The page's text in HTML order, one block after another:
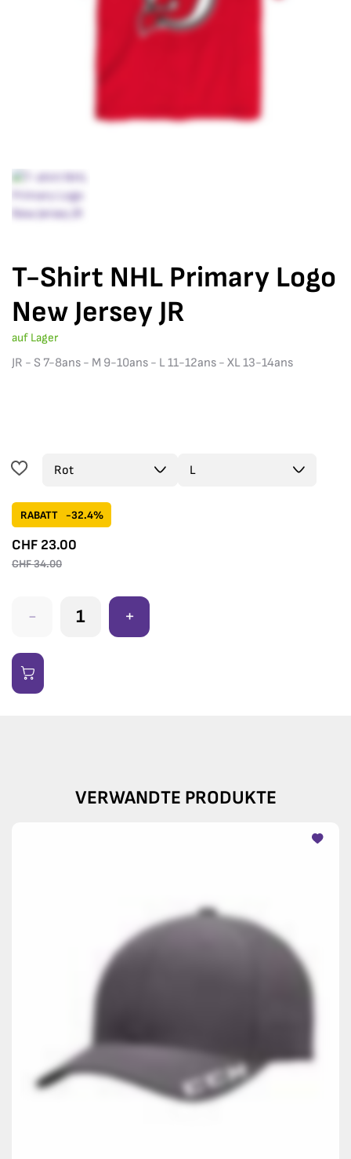
T-Shirt NHL Primary Logo
New Jersey JR
auf Lager
JR - S 7-8ans - M 9-10ans - L 11-12ans - XL 13-14ans
RABATT -32.4%
CHF 23.00
CHF34.00
- +
VERWANDTE PRODUKTE